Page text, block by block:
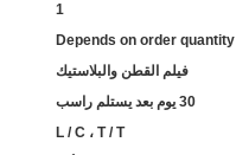
1
Depends on order quantity
فيلم القطن والبلاستيك
30 يوم بعد يستلم راسب
L / C ، T / T